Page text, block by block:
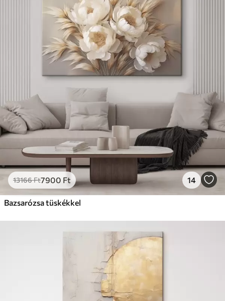
13166Ft7900 Ft 14
Bazsarózsa tüskékkel